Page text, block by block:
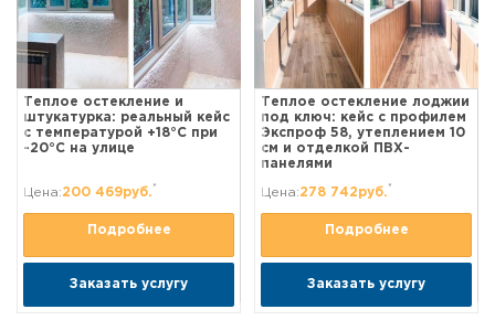
Теплое остекление и
штукатурка: реальный кейс
с температурой +18°C при
-20°C на улице
Цена:200 469руб. *
Подробнее
Заказать услугу
Теплое остекление лоджии
под ключ: кейс с профилем
Экспроф 58, утеплением 10
см и отделкой ПВХ-
панелями
Цена:278 742руб. *
Подробнее
Заказать услугу